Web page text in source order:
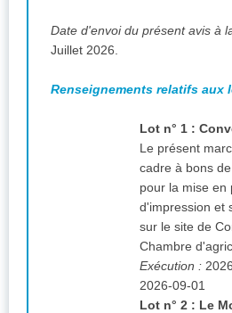
Date d'envoi du présent avis à
Juillet 2026.
Renseignements relatifs aux
Lot n° 1 :
Le présent
cadre à bons
pour la mise en
d'impression et
sur le site de
Chambre
Exécution :
2026-09-01
Lot n° 2 : Le